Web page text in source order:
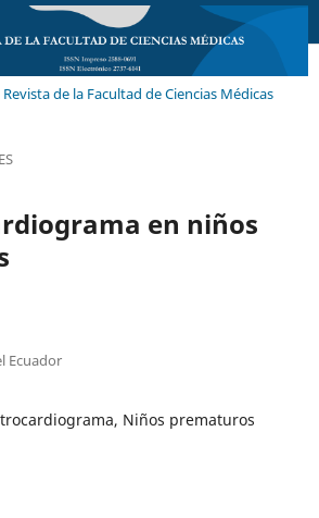
de la Facultad de Ciencias Médicas
en niños
Ecuador
Niños prematuros